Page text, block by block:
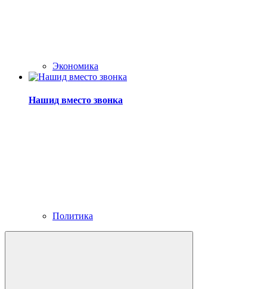
Экономика
Нашид вместо звонка
Политика